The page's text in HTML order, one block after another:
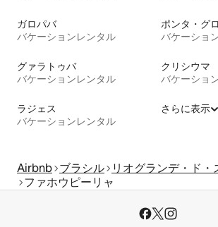
ガロパバ
バケーションレンタル
ポンタ・グ
バケーショ
グァラトゥバ
バケーションレンタル
クリシウマ
バケーショ
ラジェス
バケーションレンタル
さらに表示
Airbnb ブラシル
リオグランデ・ド・
ファホウピーリャ